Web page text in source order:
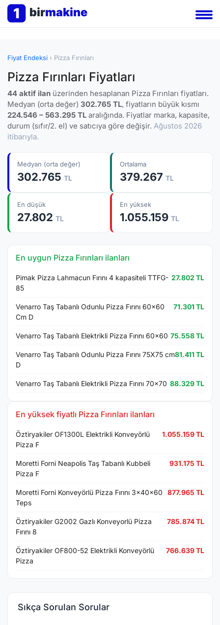
1 birmakine
Fiyat Endeksi › Pizza Fırınları
Pizza Fırınları Fiyatları
44 aktif ilan üzerinden hesaplanan Pizza Fırınları fiyatları.
Medyan (orta değer) 302.765 TL, fiyatların büyük kısmı
224.546 – 563.295 TL aralığında. Fiyatlar marka, kapasite,
durum (sıfır/2. el) ve satıcıya göre değişir. Ağustos 2026
itibarıyla.
Medyan (orta değer)
302.765 TL
Ortalama
379.267 TL
En düşük
27.802 TL
En yüksek
1.055.159 TL
En uygun Pizza Fırınları ilanları
Pimak Pizza Lahmacun Fırını 4 kapasiteli TTFG-
85
27.802 TL
Venarro Taş Tabanlı Odunlu Pizza Fırını 60x60
Cm D
71.301 TL
Venarro Taş Tabanlı Elektrikli Pizza Fırını 60x60 75.558 TL
Venarro Taş Tabanlı Odunlu Pizza Fırını 75X75 cm
D
81.411 TL
Venarro Taş Tabanlı Elektrikli Pizza Fırını 70x70 88.329 TL
En yüksek fiyatlı Pizza Fırınları ilanları
Öztiryakiler OF1300L Elektrikli Konveyörlü
Pizza F
1.055.159 TL
Moretti Forni Neapolis Taş Tabanlı Kubbeli
Pizza F
931.175 TL
Moretti Forni Konveyörlü Pizza Fırını 3x40x60
Teps
877.965 TL
Öztiryakiler G2002 Gazlı Konveyorlü Pizza
Fırını 8
785.874 TL
Öztiryakiler OF800-52 Elektrikli Konveyörlü
Pizza
766.639 TL
Sıkça Sorulan Sorular